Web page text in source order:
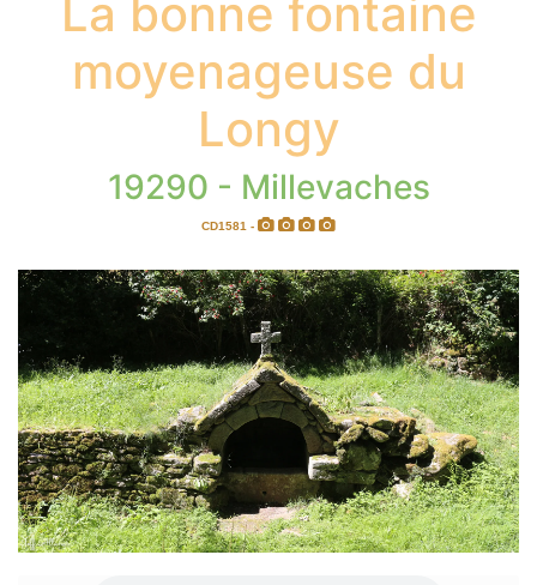
La bonne fontaine
moyenageuse du
Longy
19290 - Millevaches
CD1581 -